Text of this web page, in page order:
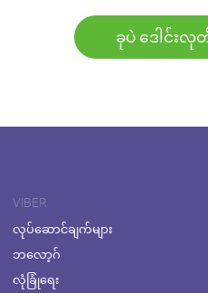
ခုပဲ ဒေါင်း
VIBER
လုပ်ဆောင်ချက်များ
ဘလော့ဂ်
လုံခြုံရေး